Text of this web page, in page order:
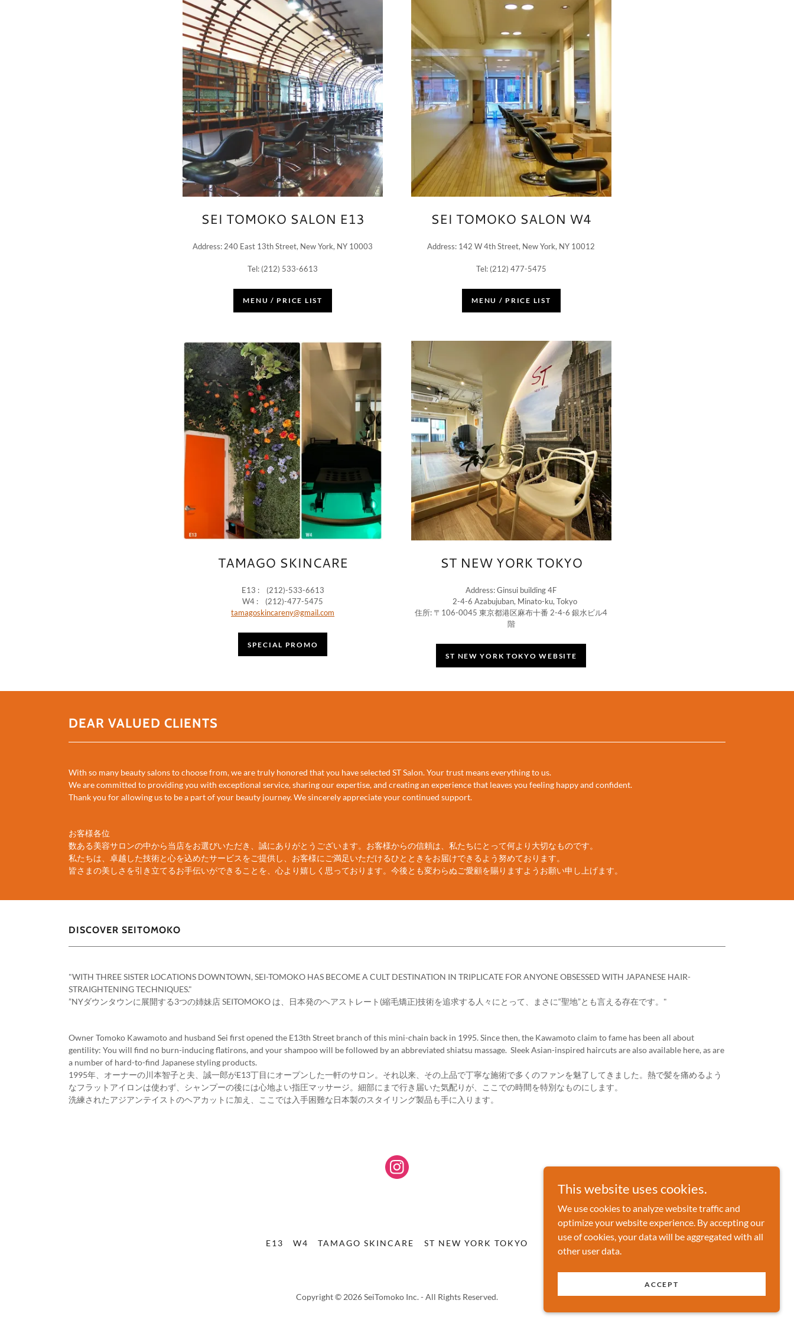
SEI TOMOKO SALON E13
Address: 240 East 13th Street, New York, NY 10003
Tel: (212) 533-6613
MENU / PRICE LIST
SEI TOMOKO SALON W4
Address: 142 W 4th Street, New York, NY 10012
Tel: (212) 477-5475
MENU / PRICE LIST
TAMAGO SKINCARE
E13 : (212)-533-6613
W4 : (212)-477-5475
tamagoskincareny@gmail.com
SPECIAL PROMO
ST NEW YORK TOKYO
Address: Ginsui building 4F
2-4-6 Azabujuban, Minato-ku, Tokyo
住所: 〒106-0045 東京都港区麻布十番 2-4-6 銀水ビル4
階
ST NEW YORK TOKYO WEBSITE
DEAR VALUED CLIENTS
With so many beauty salons to choose from, we are truly honored that you have selected ST Salon. Your trust means everything to us.
We are committed to providing you with exceptional service, sharing our expertise, and creating an experience that leaves you feeling happy and confident.
Thank you for allowing us to be a part of your beauty journey. We sincerely appreciate your continued support.
お客様各位
数ある美容サロンの中から当店をお選びいただき、誠にありがとうございます。お客様からの信頼は、私たちにとって何より大切なものです。
私たちは、卓越した技術と心を込めたサービスをご提供し、お客様にご満足いただけるひとときをお届けできるよう努めております。
皆さまの美しさを引き立てるお手伝いができることを、心より嬉しく思っております。今後とも変わらぬご愛顧を賜りますようお願い申し上げます。
DISCOVER SEITOMOKO
"WITH THREE SISTER LOCATIONS DOWNTOWN, SEI-TOMOKO HAS BECOME A CULT DESTINATION IN TRIPLICATE FOR ANYONE OBSESSED WITH JAPANESE HAIR-
STRAIGHTENING TECHNIQUES."
”NYダウンタウンに展開する3つの姉妹店 SEITOMOKO は、日本発のヘアストレート(縮毛矯正)技術を追求する人々にとって、まさに“聖地”とも言える存在です。"
Owner Tomoko Kawamoto and husband Sei first opened the E13th Street branch of this mini-chain back in 1995. Since then, the Kawamoto claim to fame has been all about
gentility: You will find no burn-inducing flatirons, and your shampoo will be followed by an abbreviated shiatsu massage. Sleek Asian-inspired haircuts are also available here, as are
a number of hard-to-find Japanese styling products.
1995年、オーナーの川本智子と夫、誠一郎がE13丁目にオープンした一軒のサロン。それ以来、その上品で丁寧な施術で多くのファンを魅了してきました。熱で髪を痛めるよう
なフラットアイロンは使わず、シャンプーの後には心地よい指圧マッサージ。細部にまで行き届いた気配りが、ここでの時間を特別なものにします。
洗練されたアジアンテイストのヘアカットに加え、ここでは入手困難な日本製のスタイリング製品も手に入ります。
E13 W4 TAMAGO SKINCARE ST NEW YORK TOKYO
Copyright © 2026 SeiTomoko Inc. - All Rights Reserved.
This website uses cookies.
We use cookies to analyze website traffic and
optimize your website experience. By accepting our
use of cookies, your data will be aggregated with all
other user data.
ACCEPT